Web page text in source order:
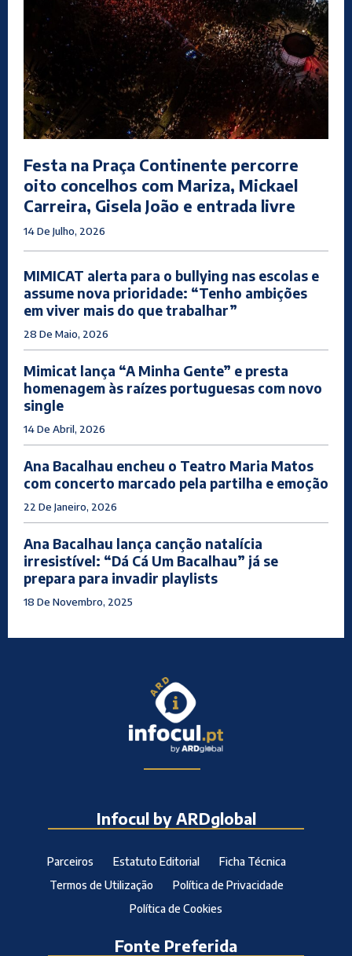
Festa na Praça Continente percorre
oito concelhos com Mariza, Mickael
Carreira, Gisela João e entrada livre
14 De Julho, 2026
MIMICAT alerta para o bullying nas escolas e
assume nova prioridade: “Tenho ambições
em viver mais do que trabalhar”
28 De Maio, 2026
Mimicat lança “A Minha Gente” e presta
homenagem às raízes portuguesas com novo
single
14 De Abril, 2026
Ana Bacalhau encheu o Teatro Maria Matos
com concerto marcado pela partilha e emoção
22 De Janeiro, 2026
Ana Bacalhau lança canção natalícia
irresistível: “Dá Cá Um Bacalhau” já se
prepara para invadir playlists
18 De Novembro, 2025
Infocul by ARDglobal
Parceiros Estatuto Editorial
Ficha Técnica
Termos de Utilização
Política de Privacidade
Política de Cookies
Fonte Preferida